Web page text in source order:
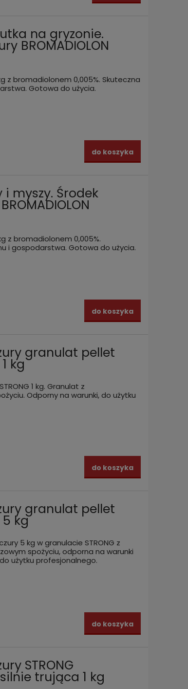
na gryzonie.
BROMADIOLON
z bromadiolonem 0,005%. Skuteczna
Gotowa do użycia.
do koszyka
myszy. Środek
z bromadiolonem 0,005%.
i gospodarstwa. Gotowa do użycia.
do koszyka
granulat pellet
kg
1 kg. Granulat z
Odporny na warunki, do użytku
do koszyka
granulat pellet
5 kg
5 kg w granulacie STRONG z
spożyciu, odporna na warunki
użytku profesjonalnego.
do koszyka
STRONG
silnie trująca 1 kg